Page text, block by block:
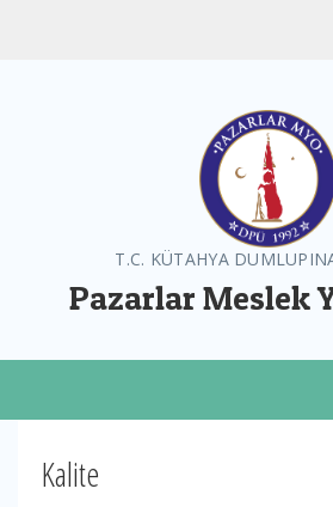
T.C. KÜTAHYA
Pazarlar Meslek
Kalite